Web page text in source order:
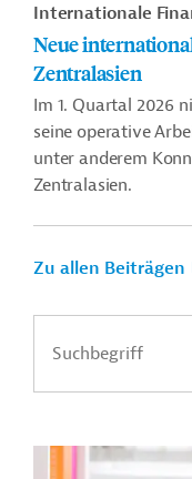
Internationale
Neue
Zentralasien
Im 1. Quartal 2026
seine operative
unter anderem
Zentralasien.
Zu allen Beiträgen